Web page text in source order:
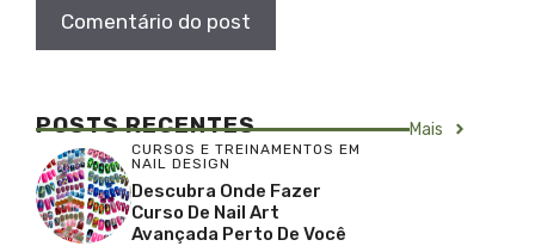
POSTS RECENTES Mais
CURSOS E TREINAMENTOS EM
NAIL DESIGN
Descubra Onde Fazer
Curso De Nail Art
Avançada Perto De Você